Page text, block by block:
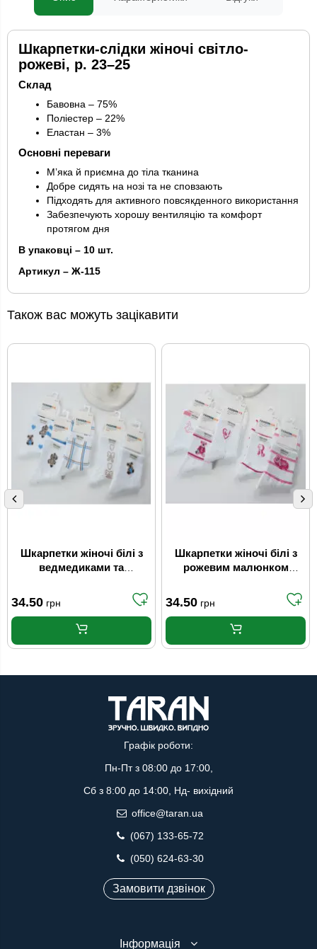
Шкарпетки-слідки жіночі світло-
рожеві, р. 23–25
Склад
Бавовна – 75%
Поліестер – 22%
Еластан – 3%
Основні переваги
М’яка й приємна до тіла тканина
Добре сидять на нозі та не сповзають
Підходять для активного повсякденного використання
Забезпечують хорошу вентиляцію та комфорт
протягом дня
В упаковці – 10 шт.
Артикул – Ж-115
Також вас можуть зацікавити
Шкарпетки жіночі білі з
ведмедиками та
Fashion Мікс (р.22-24)
34.50 грн
Шкарпетки жіночі білі з
рожевим малюнком
34.50 грн
Графік роботи:
Пн-Пт з 08:00 до 17:00,
Сб з 8:00 до 14:00, Нд- вихідний
office@taran.ua
(067) 133-65-72
(050) 624-63-30
Замовити дзвінок
Інформація